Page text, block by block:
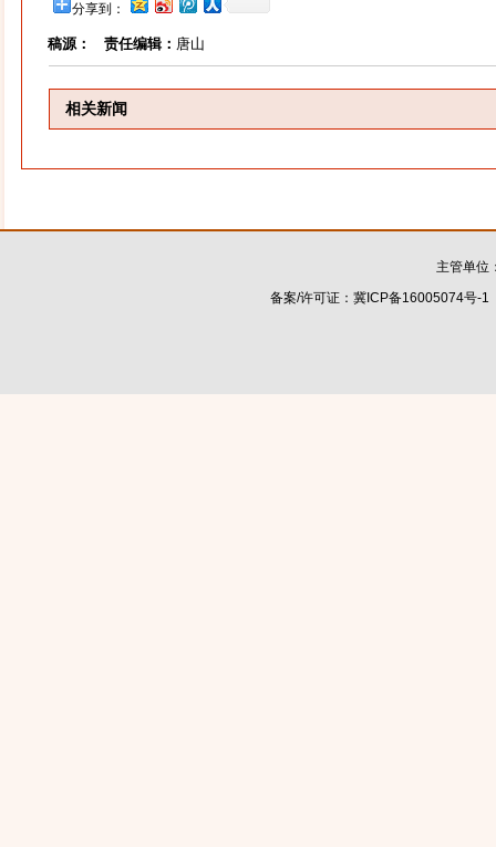
分享到：
稿源： 责任编辑： 唐山
相关新闻
主管单位
备案/许可证：冀ICP备16005074号-1